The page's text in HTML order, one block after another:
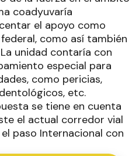
coadyuvaría
el apoyo como
como así también
unidad contaría con
especial para
como pericias,
etc.
se tiene en cuenta
el actual corredor vial
paso Internacional con